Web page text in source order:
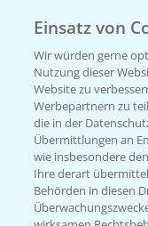
Beratung
T.+49
KONTAKT
Hilfe in
T.+49
Einsatz von
Wir würden gerne
Nutzung dieser
Website zu
Werbepartnern zu
die in der
Übermittlungen an
wie insbesondere
Ihre derart
Behörden in diesen